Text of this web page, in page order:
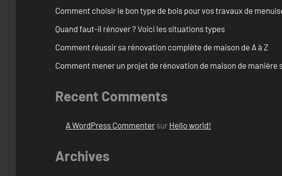
Comment choisir le bon type de bois pour vos travaux de
Quand faut-il rénover ? Voici les situations types
Comment réussir sa rénovation complète de maison de A à Z
Comment mener un projet de rénovation de maison de
Recent Comments
A WordPress Commenter sur Hello world!
Archives